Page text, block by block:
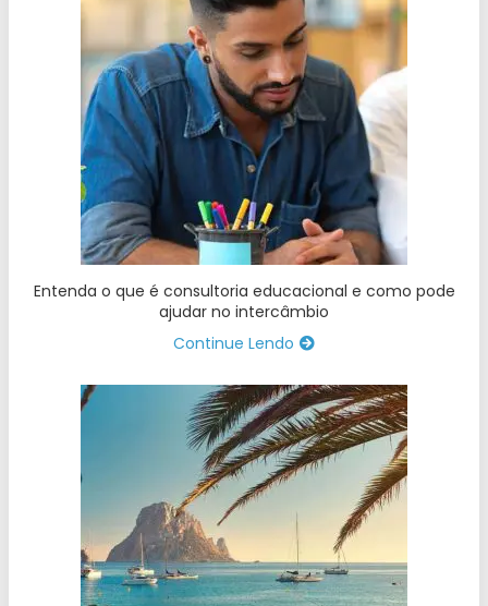
Entenda o que é consultoria educacional e como pode
ajudar no intercâmbio
Continue Lendo